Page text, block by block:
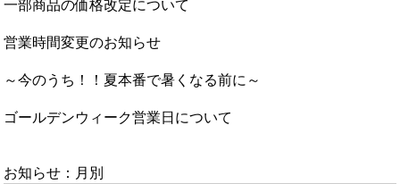
一部商品の価格改定について
営業時間変更のお知らせ
～今のうち！！夏本番で暑くなる前に～
ゴールデンウィーク営業日について
お知らせ：月別